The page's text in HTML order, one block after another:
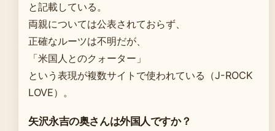
と記載している。
両親については公表されておらず、
正確なルーツは不明だが、
「米国人とのクォーター」
という表現が複数サイトで使われている（J-ROCK
LOVE）。
矢沢永吉の奥さんは外国人ですか？